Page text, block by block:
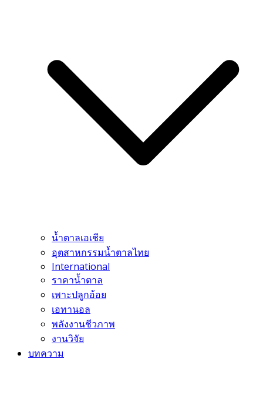
น้ำตาลเอเชีย
อุตสาหกรรมน้ำตาลไทย
International
ราคาน้ำตาล
เพาะปลูกอ้อย
เอทานอล
พลังงานชีวภาพ
งานวิจัย
บทความ